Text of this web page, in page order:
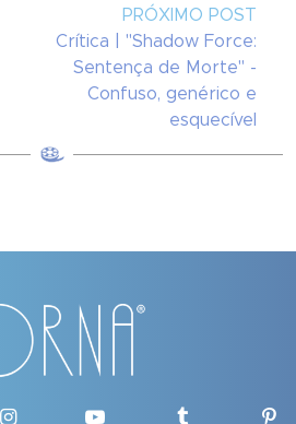
PRÓXIMO POST
Crítica | "Shadow Force:
Sentença de Morte" -
Confuso, genérico e
esquecível